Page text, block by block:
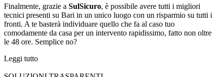
Finalmente, grazie a SulSicuro, è possibile avere tutti i migliori
tecnici presenti su Bari in un unico luogo con un risparmio su tutti i
fronti. A te basterà individuare quello che fa al caso tuo
comodamente da casa per un intervento rapidissimo, fatto non oltre
le 48 ore. Semplice no?
Leggi tutto